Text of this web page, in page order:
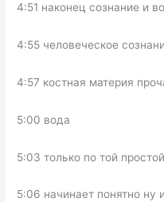
4:51 наконец сознание и
4:55 человеческое
4:57 костная материя
5:00 вода
5:03 только по той
5:06 начинает понятно